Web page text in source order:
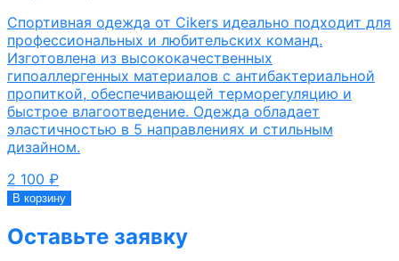
Спортивная одежда от Cikers идеально подходит для
профессиональных и любительских команд.
Изготовлена из высококачественных
гипоаллергенных материалов с антибактериальной
пропиткой, обеспечивающей терморегуляцию и
быстрое влагоотведение. Одежда обладает
эластичностью в 5 направлениях и стильным
дизайном.
2 100 ₽
В корзину
Оставьте заявку